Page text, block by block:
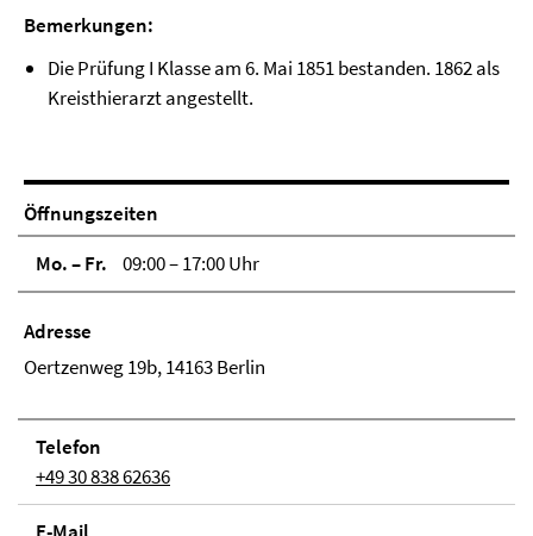
Bemerkungen:
Die Prüfung I Klasse am 6. Mai 1851 bestanden. 1862 als
Kreisthierarzt angestellt.
Öffnungszeiten
Mo. – Fr.
09:00 – 17:00 Uhr
Adresse
Oertzenweg 19b, 14163 Berlin
Telefon
+49 30 838 62636